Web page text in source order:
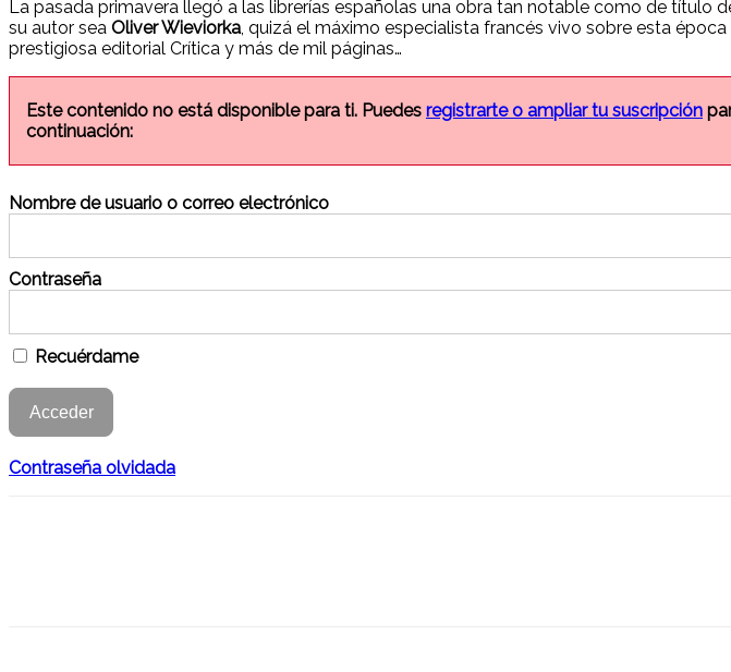
La pasada primavera llegó a las librerías españolas una obra tan notable como de título
su autor sea Oliver Wieviorka, quizá el máximo especialista francés vivo sobre esta
prestigiosa editorial Crítica y más de mil páginas…
Este contenido no está disponible para ti. Puedes registrarte o ampliar tu suscripción
continuación:
Nombre de usuario o correo electrónico
Contraseña
Recuérdame
Contraseña olvidada